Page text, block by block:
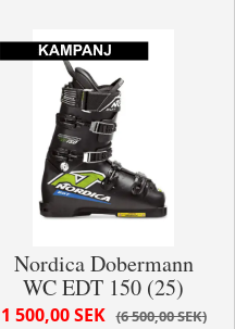
Nordica Dobermann
WC EDT 150 (25)
6 500,00 SEK
1 500,00 SEK